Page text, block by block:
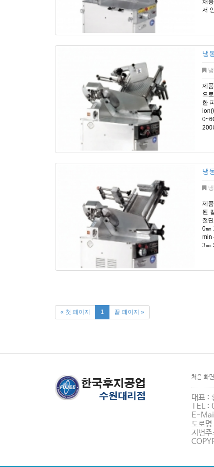
채
서
냉
제
으
한
200
냉
제
된
절
0㎜
min
3㎜
« 첫 페이지 1 끝 페이지 »
처음 화면
대표 :
TEL :
E-
도로
지번